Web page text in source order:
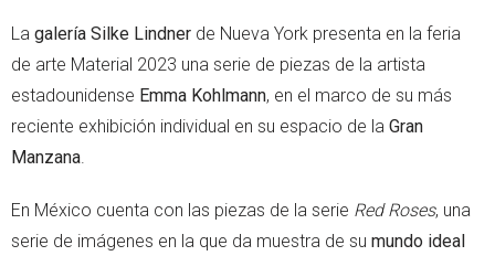
La galería Silke Lindner de Nueva York presenta en la feria
de arte Material 2023 una serie de piezas de la artista
estadounidense Emma Kohlmann, en el marco de su más
reciente exhibición individual en su espacio de la Gran
Manzana.
En México cuenta con las piezas de la serie Red Roses, una
serie de imágenes en la que da muestra de su mundo ideal